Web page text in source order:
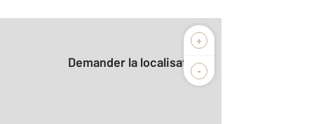
+
-
Demander la localisation